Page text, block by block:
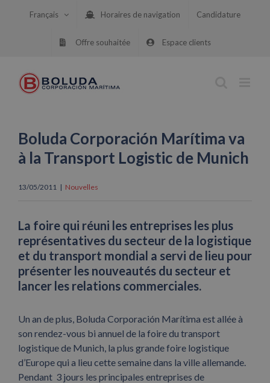
Français Horaires de navigation Candidature
Offre souhaitée Espace clients
Boluda Corporación Marítima va
à la Transport Logistic de Munich
13/05/2011 | Nouvelles
La foire qui réuni les entreprises les plus
représentatives du secteur de la logistique
et du transport mondial a servi de lieu pour
présenter les nouveautés du secteur et
lancer les relations commerciales.
Un an de plus, Boluda Corporación Marítima est allée à
son rendez-vous bi annuel de la foire du transport
logistique de Munich, la plus grande foire logistique
d’Europe qui a lieu cette semaine dans la ville allemande.
Pendant 3 jours les principales entreprises de